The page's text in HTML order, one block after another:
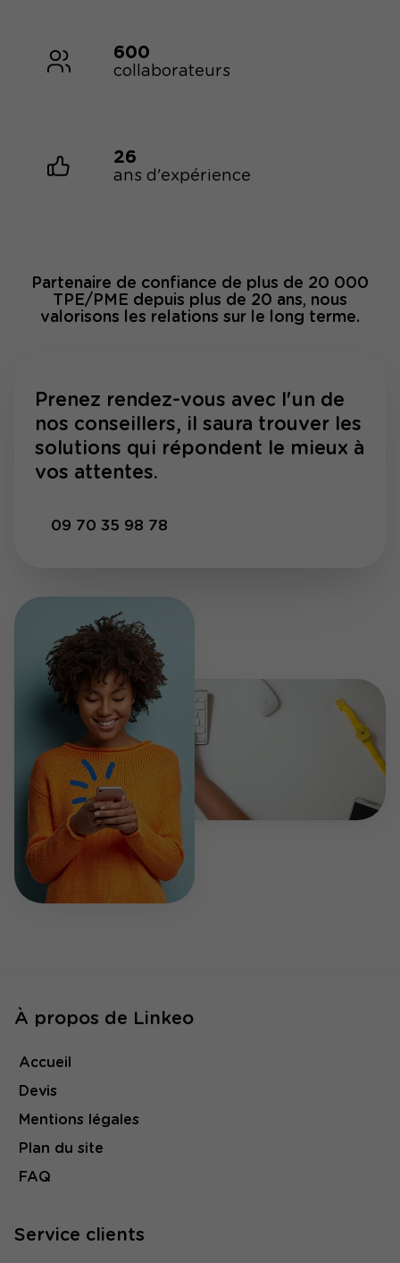
600
collaborateurs
26
ans d'expérience
Partenaire de confiance de plus de 20 000
TPE/PME depuis plus de 20 ans, nous
valorisons les relations sur le long terme.
Prenez rendez-vous avec l'un de
nos conseillers, il saura trouver les
solutions qui répondent le mieux à
vos attentes.
09 70 35 98 78
À propos de Linkeo
Accueil
Devis
Mentions légales
Plan du site
FAQ
Service clients